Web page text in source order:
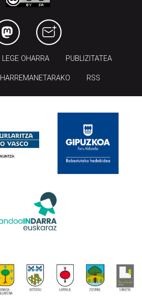
LEGE OHARRA PUBLIZITATEA
HARREMANETARAKO RSS